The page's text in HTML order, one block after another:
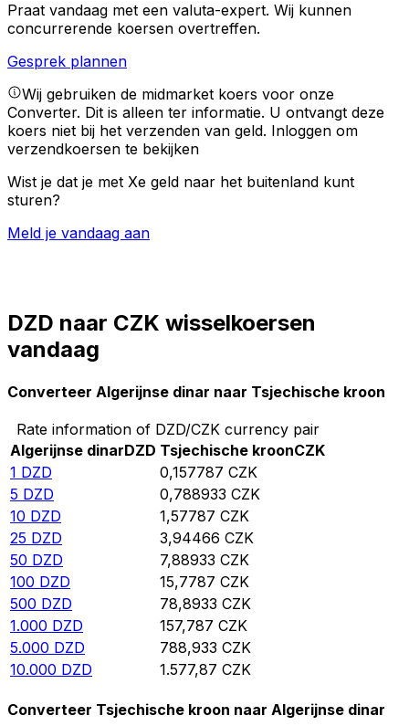
Praat vandaag met een valuta-expert. Wij kunnen
concurrerende koersen overtreffen.
Gesprek plannen
Wij gebruiken de midmarket koers voor onze
Converter. Dit is alleen ter informatie. U ontvangt deze
koers niet bij het verzenden van geld. Inloggen om
verzendkoersen te bekijken
Wist je dat je met Xe geld naar het buitenland kunt
sturen?
Meld je vandaag aan
DZD naar CZK wisselkoersen
vandaag
Converteer Algerijnse dinar naar Tsjechische kroon
Rate information of DZD/CZK currency pair
Algerijnse dinarDZD Tsjechische kroonCZK
1 DZD 0,157787 CZK
5 DZD 0,788933 CZK
10 DZD 1,57787 CZK
25 DZD 3,94466 CZK
50 DZD 7,88933 CZK
100 DZD 15,7787 CZK
500 DZD 78,8933 CZK
1.000 DZD 157,787 CZK
5.000 DZD 788,933 CZK
10.000 DZD 1.577,87 CZK
Converteer Tsjechische kroon naar Algerijnse dinar